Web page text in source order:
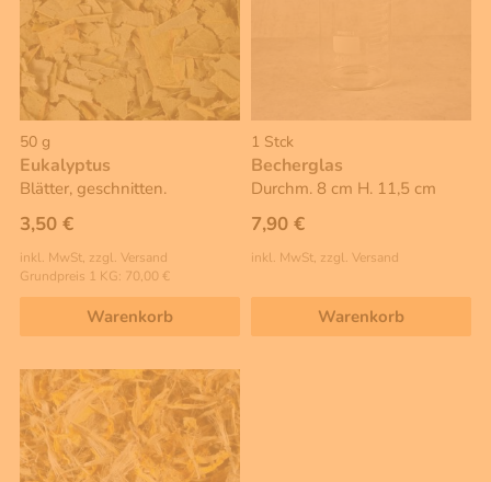
50 g
Eukalyptus
Blätter, geschnitten.
3,50 €
inkl. MwSt, zzgl. Versand
Grundpreis 1 KG: 70,00 €
Warenkorb
1 Stck
Becherglas
Durchm. 8 cm H. 11,5 cm
7,90 €
inkl. MwSt, zzgl. Versand
Warenkorb